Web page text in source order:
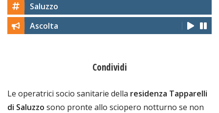
Saluzzo
Ascolta
Condividi
Le operatrici socio sanitarie della residenza Tapparelli
di Saluzzo sono pronte allo sciopero notturno se non